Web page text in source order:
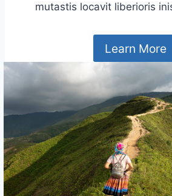
mutastis locavit liberioris
Learn More